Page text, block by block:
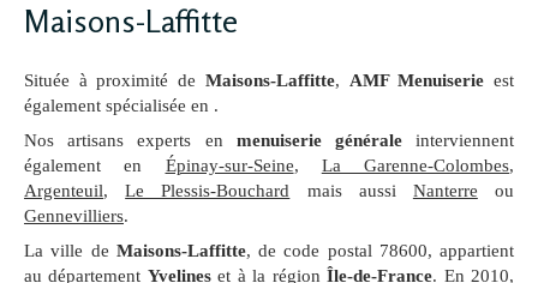
Maisons-Laffitte
Située à proximité de Maisons-Laffitte, AMF Menuiserie est
également spécialisée en .
Nos artisans experts en menuiserie généraleinterviennent
également en Épinay-sur-Seine, La Garenne-Colombes,
Argenteuil,Le Plessis-Bouchard mais aussi Nanterre ou
Gennevilliers.
La ville de Maisons-Laffitte, de code postal 78600, appartient
au département Yvelineset à la régionÎle-de-France. En 2010,